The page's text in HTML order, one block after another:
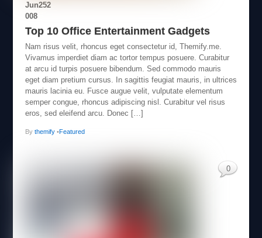
Jun252
008
Top 10 Office Entertainment Gadgets
Nam risus velit, rhoncus eget consectetur id, Themify.me.
Vivamus imperdiet diam ac tortor tempus posuere. Curabitur
at arcu id turpis posuere bibendum. Sed commodo mauris
eget diam pretium cursus. In sagittis feugiat mauris, in ultrices
mauris lacinia eu. Fusce augue velit, vulputate elementum
semper congue, rhoncus adipiscing nisl. Curabitur vel risus
eros, sed eleifend arcu. Donec […]
By themify•Featured
0